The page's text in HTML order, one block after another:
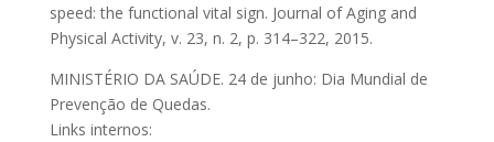
speed: the functional vital sign. Journal of Aging and
Physical Activity, v. 23, n. 2, p. 314–322, 2015.
MINISTÉRIO DA SAÚDE. 24 de junho: Dia Mundial de
Prevenção de Quedas.
Links internos: